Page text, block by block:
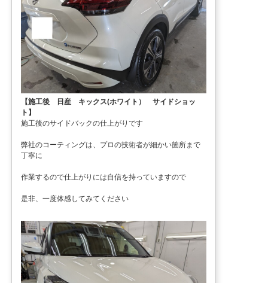
【施工後 日産 キックス(ホワイト） サイドショッ
ト】
施工後のサイドバックの仕上がりです
弊社のコーティングは、プロの技術者が細かい箇所まで
丁寧に
作業するので仕上がりには自信を持っていますので
是非、一度体感してみてください